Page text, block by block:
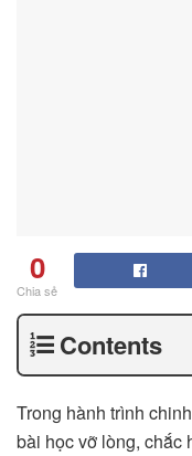
0
Chia sẻ
Contents
Trong hành trình
bài học vỡ lòng, chắc